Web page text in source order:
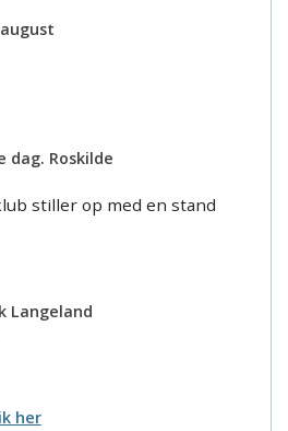
dag. Roskilde
stiller op med en stand
Langeland
her